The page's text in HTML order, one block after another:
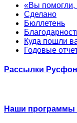
«Вы помогли,
Сделано
Бюллетень
Куда пошли
Годовые
Рассылки
Наши